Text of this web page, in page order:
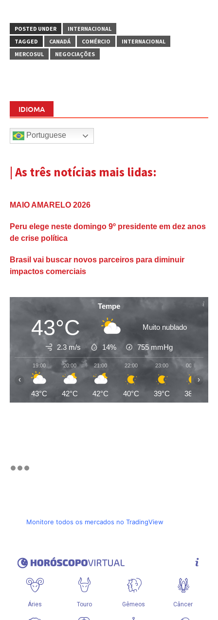
POSTED UNDER
INTERNACIONAL
TAGGED
CANADÁ COMÉRCIO
INTERNACIONAL
MERCOSUL
NEGOCIAÇÕES
IDIOMA
Portuguese
| As três notícias mais lidas:
MAIO AMARELO 2026
Peru elege neste domingo 9º presidente em dez anos
de crise política
Brasil vai buscar novos parceiros para diminuir
impactos comerciais
Tempe
43°C Muito nublado
2.3 m/s 14% 755 mmHg
19:00
43°C
20:00
42°C
21:00
42°C
22:00
40°C
23:00
39°C
00:00
38°C
‹ ›
Monitore todos os mercados no TradingView